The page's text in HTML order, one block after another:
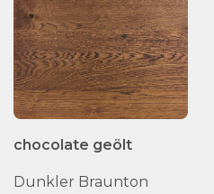
chocolate geölt
Dunkler Braunton